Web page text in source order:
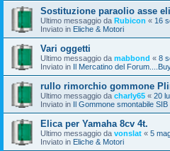
Sostituzione paraolio asse
Ultimo messaggio da Rubicon « 16
Inviato in Eliche & Motori
Vari oggetti
Ultimo messaggio da mabbond « 8
Inviato in Il Mercatino del
rullo rimorchio gommone
Ultimo messaggio da charly65 « 20
Inviato in Il Gommone smontabile SIB
Elica per Yamaha 8cv 4t.
Ultimo messaggio da vonslat « 5
Inviato in Eliche & Motori